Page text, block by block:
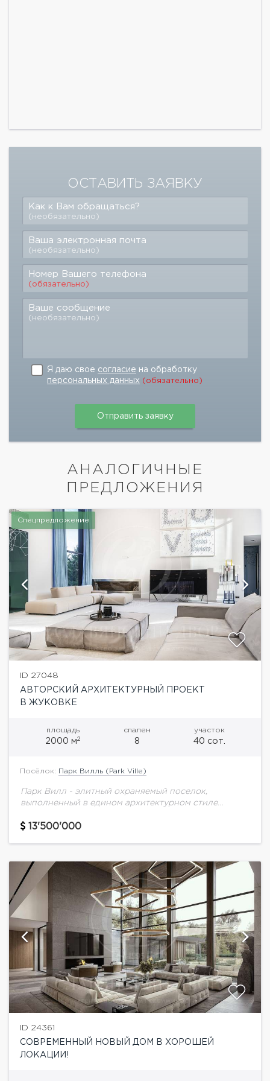
ОСТАВИТЬ ЗАЯВКУ
Как к Вам обращаться?
(необязательно)
Ваша электронная почта
(необязательно)
Номер Вашего телефона
(обязательно)
Ваше сообщение
(необязательно)
Я даю свое согласие на обработку
персональных данных (обязательно)
АНАЛОГИЧНЫЕ
ПРЕДЛОЖЕНИЯ
Спецпредложение
ID 27048
АВТОРСКИЙ АРХИТЕКТУРНЫЙ ПРОЕКТ
В ЖУКОВКЕ
площадь
2000 м2
спален
8
участок
40 сот.
Посёлок: Парк Вилль (Park Ville)
Парк Вилл - элитный охраняемый поселок,
выполненный в едином архитектурном стиле
архитектурном прочтении. Удобное
13'500'000
ID 24361
СОВРЕМЕННЫЙ НОВЫЙ ДОМ В ХОРОШЕЙ
ЛОКАЦИИ!